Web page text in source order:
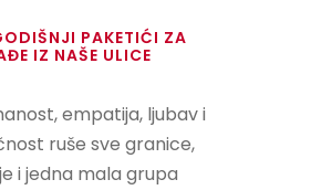
PAKETIĆI ZA
IZ NAŠE ULICE
empatija, ljubav i
ruše sve granice,
i jedna mala grupa